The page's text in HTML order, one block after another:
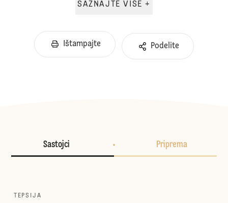
SAZNAJTE VIŠE +
Ištampajte Podelite
Sastojci Priprema
TEPSIJA